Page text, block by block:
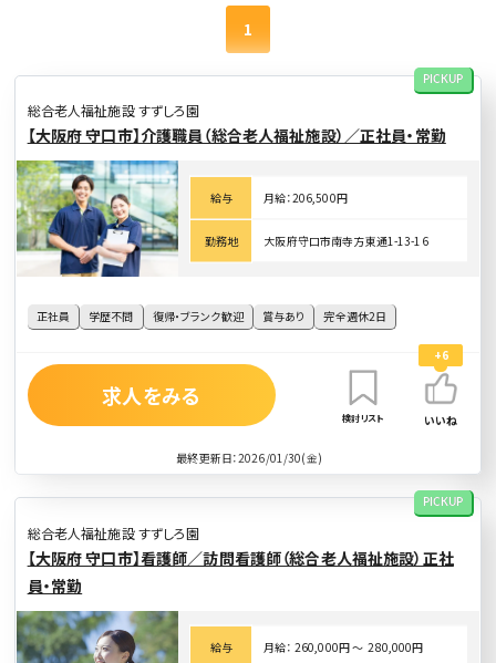
1
総合老人福祉施設 すずしろ園
PICKUP
【大阪府 守口市】介護職員（総合老人福祉施設）／正社員・常勤
正社員 学歴不問 復帰・ブランク歓迎 賞与あり 完全週休2日
給与 月給：206,500円
勤務地 大阪府守口市南寺方東通1-13-16
最終更新日：2026/01/30(金)
求人をみる
検討リスト
+6
いいね
総合老人福祉施設 すずしろ園
PICKUP
【大阪府 守口市】看護師／訪問看護師（総合老人福祉施設）正社
員・常勤
給与 月給： 260,000円 〜 280,000円